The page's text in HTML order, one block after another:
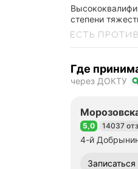
степени
Где
через ДОКТУ
Рейтинг 5,0 из
5,0 14037
4-й
Номер телефона: